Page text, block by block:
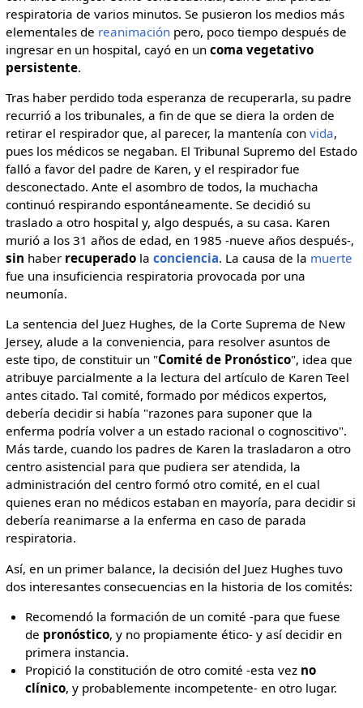
respiratoria de varios minutos. Se pusieron los medios más
elementales de reanimaciónpero, poco tiempo después de
ingresar en un hospital, cayó en un coma vegetativo
persistente.
Tras haber perdido toda esperanza de recuperarla, su padre
recurrió a los tribunales, a fin de que se diera la orden de
retirar el respirador que, al parecer, la mantenía con vida,
pues los médicos se negaban. El Tribunal Supremo del Estado
falló a favor del padre de Karen, y el respirador fue
desconectado. Ante el asombro de todos, la muchacha
continuó respirando espontáneamente. Se decidió su
traslado a otro hospital y, algo después, a su casa. Karen
murió a los 31 años de edad, en 1985 -nueve años después-,
sin haber recuperadola conciencia. La causa de la muerte
fue una insuficiencia respiratoria provocada por una
neumonía.
La sentencia del Juez Hughes, de la Corte Suprema de New
Jersey, alude a la conveniencia, para resolver asuntos de
este tipo, de constituir un "Comité de Pronóstico", idea que
atribuye parcialmente a la lectura del artículo de Karen Teel
antes citado. Tal comité, formado por médicos expertos,
debería decidir si había "razones para suponer que la
enferma podría volver a un estado racional o cognoscitivo".
Más tarde, cuando los padres de Karen la trasladaron a otro
centro asistencial para que pudiera ser atendida, la
administración del centro formó otro comité, en el cual
quienes eran no médicos estaban en mayoría, para decidir si
debería reanimarse a la enferma en caso de parada
respiratoria.
Así, en un primer balance, la decisión del Juez Hughes tuvo
dos interesantes consecuencias en la historia de los comités:
Recomendó la formación de un comité -para que fuese
de pronóstico, y no propiamente ético- y así decidir en
primera instancia.
Propició la constitución de otro comité -esta vez no
clínico, y probablemente incompetente- en otro lugar.